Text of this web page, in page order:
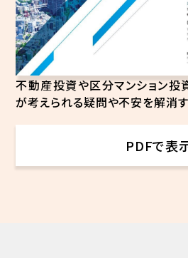
不動産投資や区分マンション
が考えられる疑問や不安を解消す
PDFで表